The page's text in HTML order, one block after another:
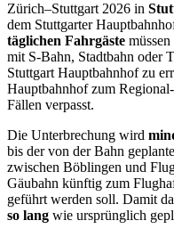
Zürich–Stuttgart 2026 in
dem Stuttgarter
täglichen Fahrgäste
mit S-Bahn, Stadtbahn oder
Stuttgart Hauptbahnhof zu
Hauptbahnhof zum
Fällen verpasst.
Die Unterbrechung wird
bis der von der Bahn
zwischen Böblingen und
Gäubahn künftig zum
geführt werden soll. Damit
so lang wie ursprünglich